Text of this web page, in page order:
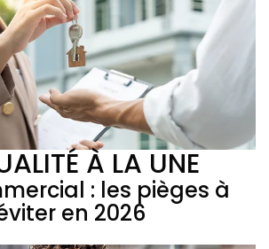
À LA UNE
: les pièges à
en 2026